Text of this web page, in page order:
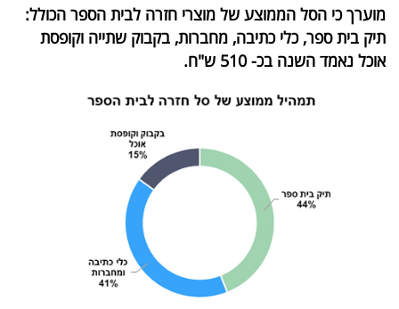
מוערך כי הסל הממוצע של מוצרי חזרה לבית הספר הכולל:
תיק בית ספר, כלי כתיבה, מחברות, בקבוק שתייה וקופסת
אוכל נאמד השנה בכ- 510 ש"ח.